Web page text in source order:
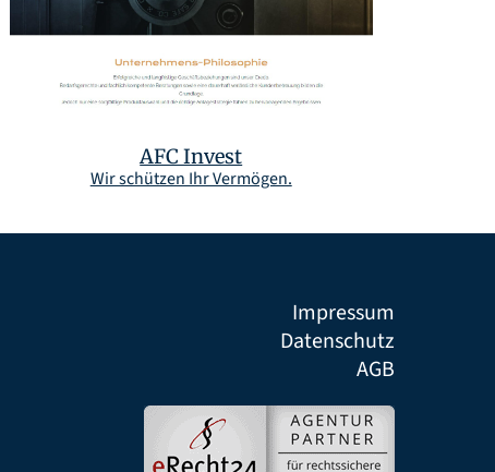
AFC Invest
Wir schützen Ihr Vermögen.
Impressum
Datenschutz
AGB